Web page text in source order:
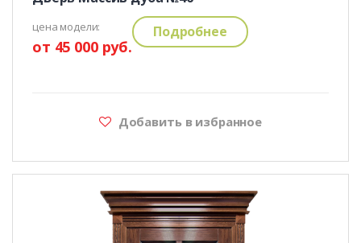
цена модели:
от 45 000 руб.
Подробнее
Добавить в избранное